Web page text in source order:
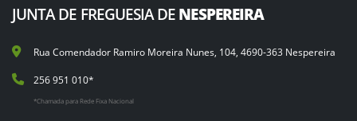
JUNTA DE FREGUESIA DE NESPEREIRA
Rua Comendador Ramiro Moreira Nunes, 104, 4690-363 Nespereira
256 951 010*
*Chamada para Rede Fixa Nacional